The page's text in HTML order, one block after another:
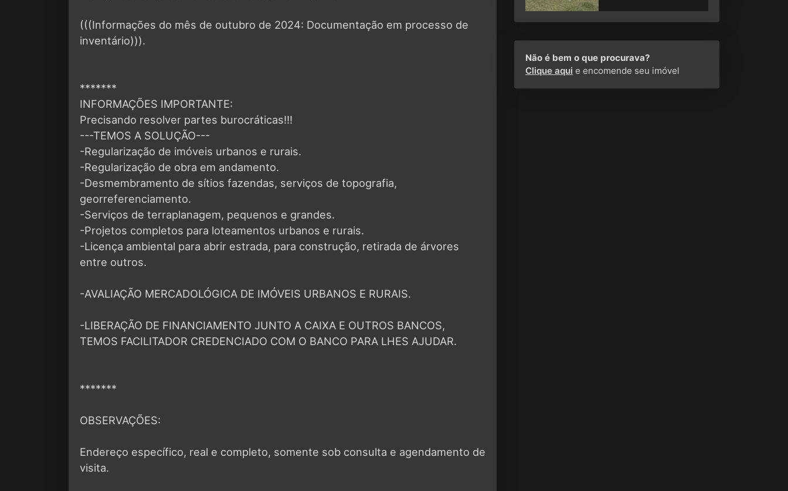
(((Informações do mês de outubro de 2024: Documentação em processo de
inventário))).
*******
INFORMAÇÕES IMPORTANTE:
Precisando resolver partes burocráticas!!!
---TEMOS A SOLUÇÃO---
-Regularização de imóveis urbanos e rurais.
-Regularização de obra em andamento.
-Desmembramento de sítios fazendas, serviços de topografia,
georreferenciamento.
-Serviços de terraplanagem, pequenos e grandes.
-Projetos completos para loteamentos urbanos e rurais.
-Licença ambiental para abrir estrada, para construção, retirada de árvores
entre outros.
-AVALIAÇÃO MERCADOLÓGICA DE IMÓVEIS URBANOS E RURAIS.
-LIBERAÇÃO DE FINANCIAMENTO JUNTO A CAIXA E OUTROS BANCOS,
TEMOS FACILITADOR CREDENCIADO COM O BANCO PARA LHES AJUDAR.
*******
OBSERVAÇÕES:
Endereço específico, real e completo, somente sob consulta e agendamento de
visita.
Não é bem o que procurava?
Clique aqui e encomende seu imóvel